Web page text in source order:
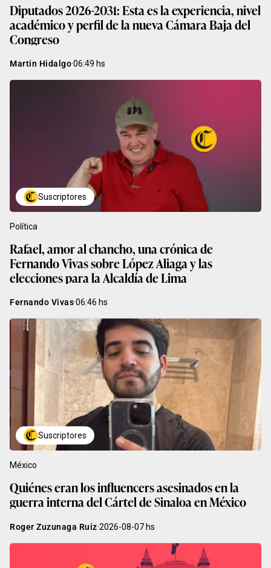
Diputados 2026-2031: Esta es la experiencia, nivel
académico y perfil de la nueva Cámara Baja del
Congreso
Martin Hidalgo·06:49 hs
Suscriptores
Política
Rafael, amor al chancho, una crónica de
Fernando Vivas sobre López Aliaga y las
elecciones para la Alcaldía de Lima
Fernando Vivas·06:46 hs
Suscriptores
México
Quiénes eran los influencers asesinados en la
guerra interna del Cártel de Sinaloa en México
Roger Zuzunaga Ruiz·2026-08-07hs